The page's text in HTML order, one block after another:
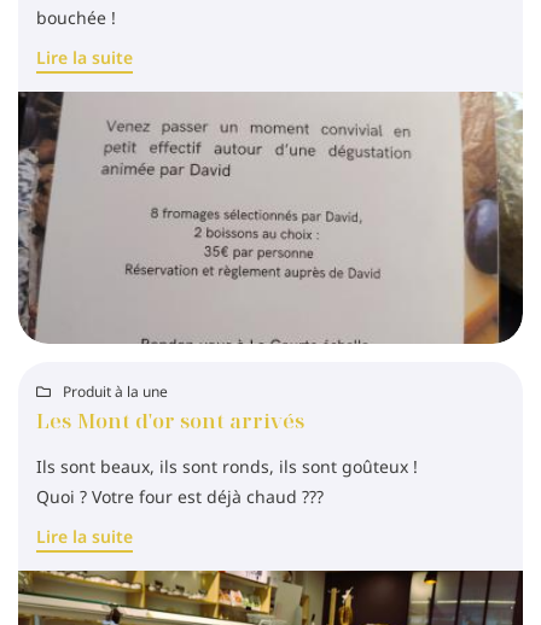
En cochant cette case, vous consentez à recevoir nos propositions commerciales à
l'adresse email indiqué ci-dessus. Vous pouvez vous désinscrire à tout moment en
utilisant
le formulaire de désinscription
INSCRIPTION
bouchée !
Lire la suite
 Produit à la une
Les Mont d'or sont arrivés
Ils sont beaux, ils sont ronds, ils sont goûteux !
Quoi ? Votre four est déjà chaud ???
Lire la suite